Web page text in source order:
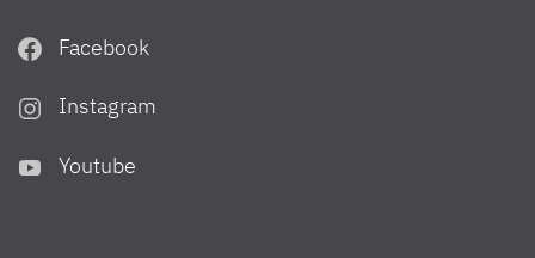
Facebook
Instagram
Youtube